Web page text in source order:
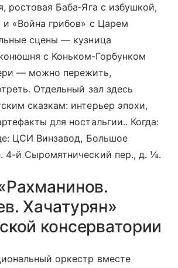
ростовая Баба‑Яга с избушкой,
и «Война грибов» с Царем
сцены — кузница
с Коньком‑Горбунком
— можно пережить,
Отдельный зал здесь
сказкам: интерьер эпохи,
для ностальгии.. Когда:
ЦСИ Винзавод, Большое
4-й Сыромятнический пер., д. ⅛.
Хачатурян»
консерватории
оркестр вместе